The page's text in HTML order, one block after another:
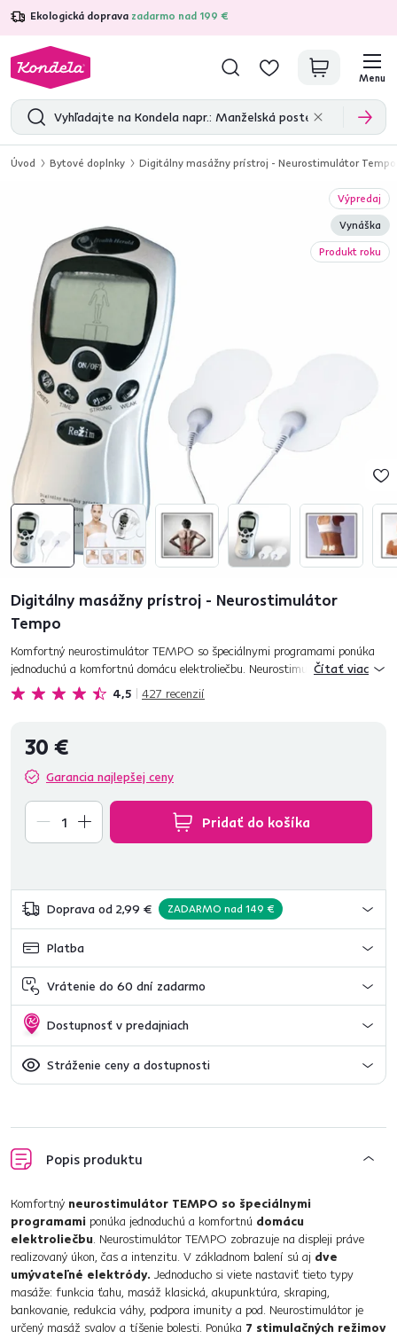
Ekologická doprava zadarmo nad 199 €
4,7 31 211overených produktových recenzií
Menu
Úvod Bytové doplnky Digitálny masážny prístroj - Neurostimulátor Tempo
Výpredaj
Vynáška
Produkt roku
Digitálny masážny prístroj - Neurostimulátor
Tempo
4,5 427 recenzií
Komfortný neurostimulátor TEMPO so špeciálnymi programami ponúka
jednoduchú a komfortnú domácu elektroliečbu. Neurostimulátor TEMPO
zobrazuje na displeji práve realizovaný úkon, čas a intenz...
Čítať viac
30 €
Garancia najlepšej ceny
Pridať do košíka
Doprava od 2,99 € ZADARMO nad 149 €
Platba
Vrátenie do 60 dní zadarmo
Dostupnosť v predajniach
Stráženie ceny a dostupnosti
Popis produktu
Komfortný neurostimulátor TEMPO so špeciálnymi
programami ponúka jednoduchú a komfortnú domácu
elektroliečbu. Neurostimulátor TEMPO zobrazuje na displeji práve
realizovaný úkon, čas a intenzitu. V základnom balení sú aj dve
umývateľné elektródy. Jednoducho si viete nastaviť tieto typy
masáže: funkcia ťahu, masáž klasická, akupunktúra, skraping,
bankovanie, redukcia váhy, podpora imunity a pod. Neurostimulátor je
určený masáž svalov a tíšenie bolesti. Ponúka 7 stimulačných režimov